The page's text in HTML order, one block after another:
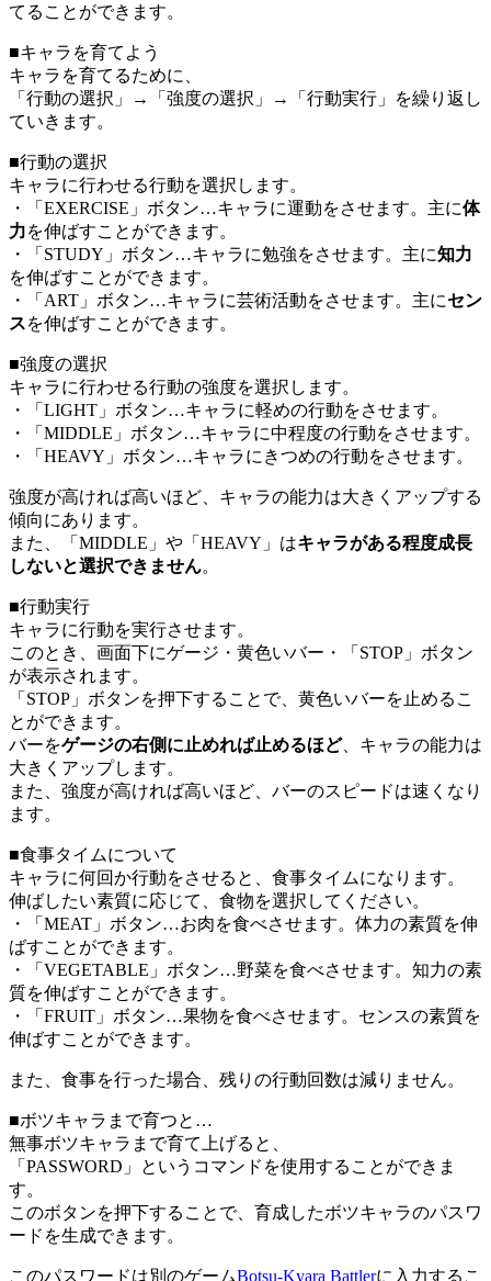
てることができます。
■キャラを育てよう
キャラを育てるために、
「行動の選択」→「強度の選択」→「行動実行」を繰り返し
ていきます。
■行動の選択
キャラに行わせる行動を選択します。
・「EXERCISE」ボタン…キャラに運動をさせます。主に体
力を伸ばすことができます。
・「STUDY」ボタン…キャラに勉強をさせます。主に知力
を伸ばすことができます。
・「ART」ボタン…キャラに芸術活動をさせます。主にセン
スを伸ばすことができます。
■強度の選択
キャラに行わせる行動の強度を選択します。
・「LIGHT」ボタン…キャラに軽めの行動をさせます。
・「MIDDLE」ボタン…キャラに中程度の行動をさせます。
・「HEAVY」ボタン…キャラにきつめの行動をさせます。
強度が高ければ高いほど、キャラの能力は大きくアップする
傾向にあります。
また、「MIDDLE」や「HEAVY」はキャラがある程度成長
しないと選択できません。
■行動実行
キャラに行動を実行させます。
このとき、画面下にゲージ・黄色いバー・「STOP」ボタン
が表示されます。
「STOP」ボタンを押下することで、黄色いバーを止めるこ
とができます。
バーをゲージの右側に止めれば止めるほど、キャラの能力は
大きくアップします。
また、強度が高ければ高いほど、バーのスピードは速くなり
ます。
■食事タイムについて
キャラに何回か行動をさせると、食事タイムになります。
伸ばしたい素質に応じて、食物を選択してください。
・「MEAT」ボタン…お肉を食べさせます。体力の素質を伸
ばすことができます。
・「VEGETABLE」ボタン…野菜を食べさせます。知力の素
質を伸ばすことができます。
・「FRUIT」ボタン…果物を食べさせます。センスの素質を
伸ばすことができます。
また、食事を行った場合、残りの行動回数は減りません。
■ボツキャラまで育つと…
無事ボツキャラまで育て上げると、
「PASSWORD」というコマンドを使用することができま
す。
このボタンを押下することで、育成したボツキャラのパスワ
ードを生成できます。
このパスワードは別のゲームBotsu-Kyara Battlerに入力するこ